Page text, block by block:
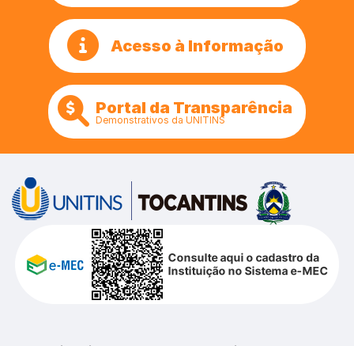
Acesso à Informação
Portal da Transparência
Demonstrativos da UNITINS